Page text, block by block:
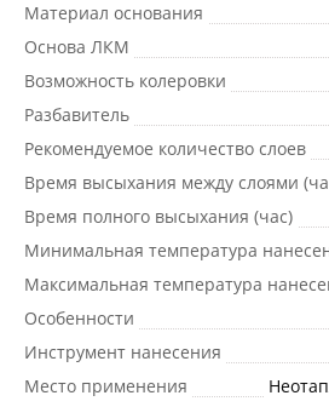
Материал основания
Основа ЛКМ
Возможность колеровки
Разбавитель
Рекомендуемое количество слоев
Время высыхания между слоями
Время полного высыхания (час)
Минимальная температура
Максимальная температура
Особенности
Инструмент нанесения
Место применения